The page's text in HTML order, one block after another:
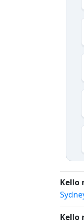
Kello
Kello